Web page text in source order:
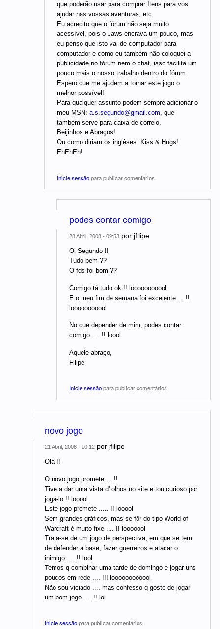
que poderão usar para comprar Itens para vos
ajudar nas vossas aventuras, etc.
Eu acredito que o fórum não seja muito
acessível, pois o Jaws encrava um pouco, mas
eu penso que isto vai de computador para
computador e como eu também não coloquei a
públicidade no fórum nem o chat, isso facilita um
pouco mais o nosso trabalho dentro do fórum.
Espero que me ajudem a tornar este jogo o
melhor possível!
Para qualquer assunto podem sempre adicionar o
meu MSN: a.s.segundo@gmail.com, que
também serve para caixa de correio.
Beijinhos e Abraços!
Ou como diriam os inglêses: Kiss & Hugs!
EhEhEh!
Inicie sessãopara publicar comentários
podes contar comigo
28 Abril, 2008 - 09:53 por jfilipe
Oi Segundo !!
Tudo bem ??
O fds foi bom ??
Comigo tá tudo ok !! looooooooool
E o meu fim de semana foi excelente ... !!
looooooooool
No que depender de mim, podes contar
comigo .... !! loool
Aquele abraço,
Filipe
Inicie sessãopara publicar comentários
novo jogo
21 Abril, 2008 - 10:12 por jfilipe
Olá !!
O novo jogo promete ... !!
Tive a dar uma vista d' olhos no site e tou curioso por
jogá-lo !! looool
Este jogo promete ..... !! looool
Sem grandes gráficos, mas se fôr do tipo World of
Warcraft é muito fixe .... !! looooool
Trata-se de um jogo de perspectiva, em que se tem
de defender a base, fazer guerreiros e atacar o
inimigo .... !! lool
Temos q combinar uma tarde de domingo e jogar uns
poucos em rede .... !!! loooooooooool
Não sou viciado .... mas confesso q gosto de jogar
um bom jogo .... !! lol
Inicie sessãopara publicar comentários